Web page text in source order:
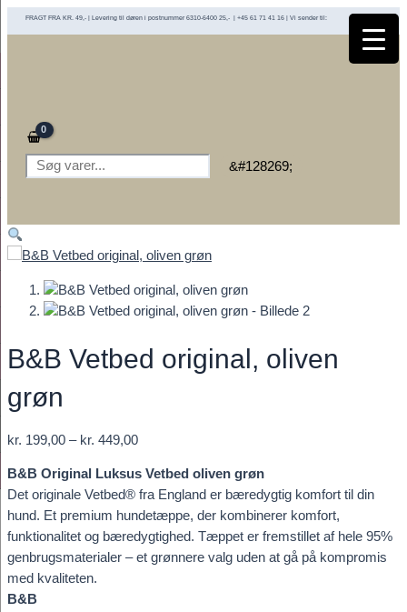
til
FRAGT FRA KR. 49,- | Levering til døren i postnummer 6310-6400 25,- | +45 61 71 41 16 | Vi sender til:
Søg &#128269;
B&B Vetbed original, oliven
grøn
kr. 199,00 – kr. 449,00Prisinterval:
til
kr. 449,00
B&B Original Luksus Vetbed oliven grøn
Det originale Vetbed® fra England er bæredygtig komfort til din
hund. Et premium hundetæppe, der kombinerer komfort,
funktionalitet og bæredygtighed. Tæppet er fremstillet af hele 95%
genbrugsmaterialer – et grønnere valg uden at gå på kompromis
med kvaliteten.
B&B